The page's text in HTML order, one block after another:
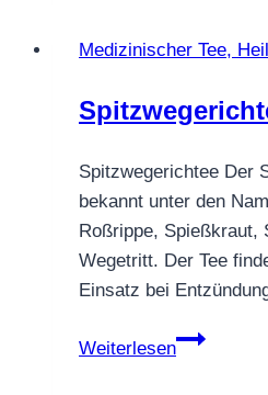
Medizinischer Tee,
Spitzwegerichtee Der
bekannt unter den
Roßrippe, Spießkraut,
Wegetritt. Der Tee
Einsatz bei
Weiterlesen